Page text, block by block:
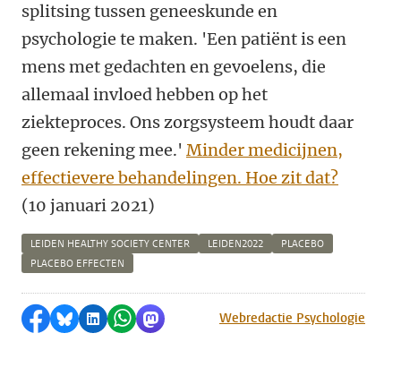
splitsing tussen geneeskunde en
psychologie te maken. 'Een patiënt is een
mens met gedachten en gevoelens, die
allemaal invloed hebben op het
ziekteproces. Ons zorgsysteem houdt daar
geen rekening mee.' Minder medicijnen,
effectievere behandelingen. Hoe zit dat?
(10 januari 2021)
LEIDEN HEALTHY SOCIETY CENTER LEIDEN2022
PLACEBO
PLACEBO EFFECTEN
Delen op Facebook
Delen via Bluesky
Delen op LinkedIn
Delen via WhatsApp
Delen via MastodonWebredactie Psychologie